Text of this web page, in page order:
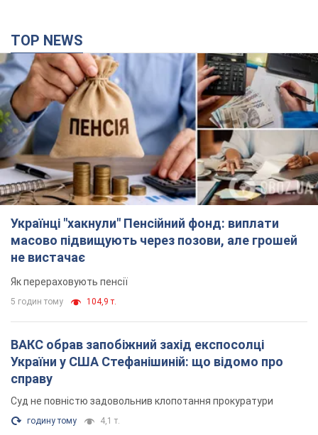
Українці "хакнули" Пенсійний фонд: виплати
масово підвищують через позови, але грошей
не вистачає
Як перераховують пенсії
5 годин тому 104,9 т.
ВАКС обрав запобіжний захід експосолці
України у США Стефанішиній: що відомо про
справу
Суд не повністю задовольнив клопотання прокуратури
годину тому 4,1 т.
Росія атакувала судно під прапором Гвінеї-
Бісау у Чорному морі: є жертва і постраждалі
2 години тому